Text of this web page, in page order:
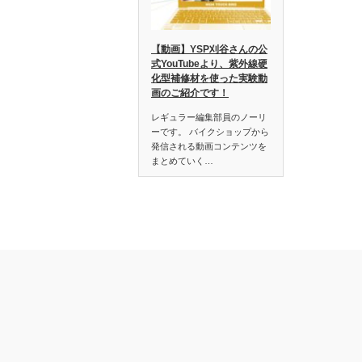
【動画】YSP刈谷さんの公
式YouTubeより、紫外線硬
化型補修材を使った実験動
画のご紹介です！
レギュラー編集部員のノーリ
ーです。 バイクショップから
発信される動画コンテンツを
まとめていく…